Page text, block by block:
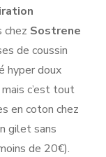
chez Sostrene
de coussin
hyper doux
c’est tout
en coton chez
gilet sans
de 20€).